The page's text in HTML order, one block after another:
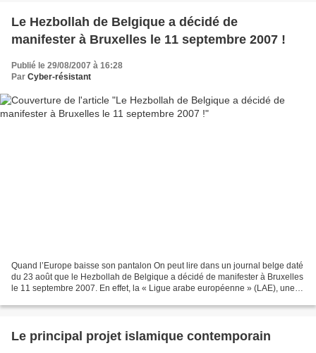
Le Hezbollah de Belgique a décidé de
manifester à Bruxelles le 11 septembre 2007 !
Publié le 29/08/2007 à 16:28
Par Cyber-résistant
Quand l’Europe baisse son pantalon On peut lire dans un journal belge daté
du 23 août que le Hezbollah de Belgique a décidé de manifester à Bruxelles
le 11 septembre 2007. En effet, la « Ligue arabe européenne » (LAE), une
Le principal projet islamique contemporain